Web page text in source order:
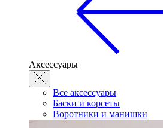
Аксессуары
Все аксессуары
Баски и корсеты
Воротники и манишки